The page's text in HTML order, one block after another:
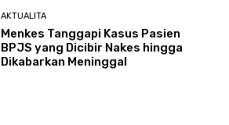
AKTUALITA
Menkes Tanggapi Kasus Pasien
BPJS yang Dicibir Nakes hingga
Dikabarkan Meninggal